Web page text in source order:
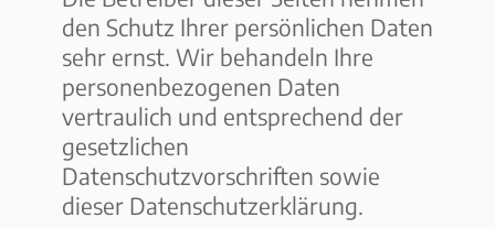
den Schutz Ihrer persönlichen Daten
sehr ernst. Wir behandeln Ihre
personenbezogenen Daten
vertraulich und entsprechend der
gesetzlichen
Datenschutzvorschriften sowie
dieser Datenschutzerklärung.